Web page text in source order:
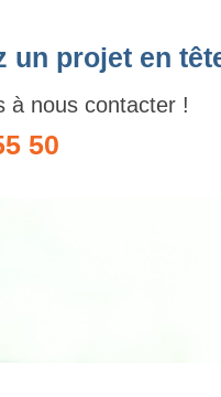
un projet en
à nous contacter !
50